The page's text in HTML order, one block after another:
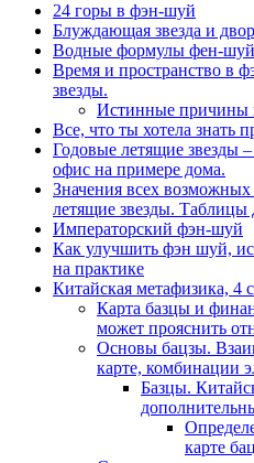
24 горы в фэн-шуй
Блуждающая звезда и
Водные формулы фен-шуй
Время и пространство в
звезды.
Истинные причины
Все, что ты хотела знать
Годовые летящие звезды
офис на примере дома.
Значения всех
летящие звезды.
Императорский фэн-шуй
Как улучшить фэн шуй,
на практике
Китайская метафизика,
Карта базцы и
может прояснить
Основы бацзы.
карте, комбинации
Базцы.
карте